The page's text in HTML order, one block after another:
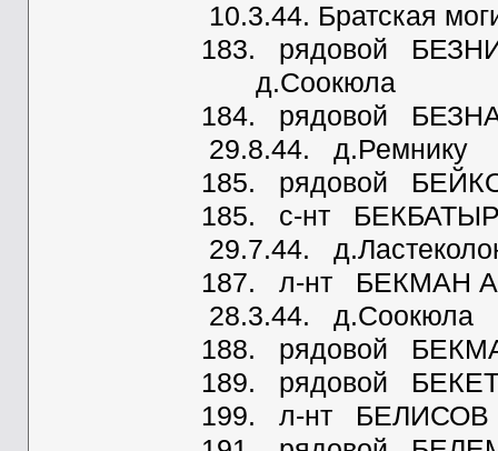
10.3.44. Братская
183. рядовой
д.Соокюла
184. рядовой
29.8.44. д.Ремнику
185. рядовой
185. с-нт
29.7.44.
187. л-нт БЕКМАН
28.3.44. д.Соокюла
188. рядовой
189. рядовой
199. л-нт БЕЛИСОВ